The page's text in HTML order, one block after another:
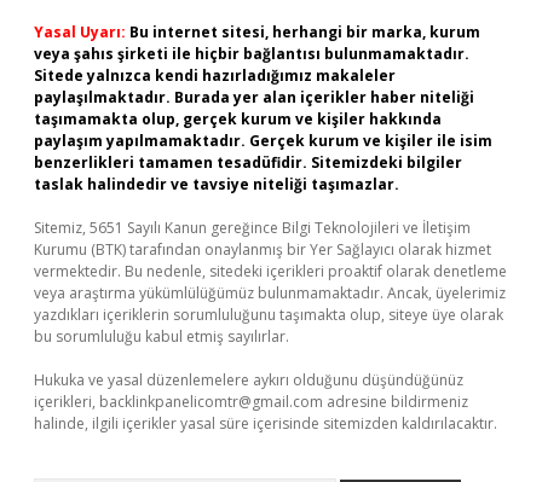
Yasal Uyarı: Bu internet sitesi, herhangi bir marka, kurum
veya şahıs şirketi ile hiçbir bağlantısı bulunmamaktadır.
Sitede yalnızca kendi hazırladığımız makaleler
paylaşılmaktadır. Burada yer alan içerikler haber niteliği
taşımamakta olup, gerçek kurum ve kişiler hakkında
paylaşım yapılmamaktadır. Gerçek kurum ve kişiler ile isim
benzerlikleri tamamen tesadüfidir. Sitemizdeki bilgiler
taslak halindedir ve tavsiye niteliği taşımazlar.
Sitemiz, 5651 Sayılı Kanun gereğince Bilgi Teknolojileri ve İletişim
Kurumu (BTK) tarafından onaylanmış bir Yer Sağlayıcı olarak hizmet
vermektedir. Bu nedenle, sitedeki içerikleri proaktif olarak denetleme
veya araştırma yükümlülüğümüz bulunmamaktadır. Ancak, üyelerimiz
yazdıkları içeriklerin sorumluluğunu taşımakta olup, siteye üye olarak
bu sorumluluğu kabul etmiş sayılırlar.
Hukuka ve yasal düzenlemelere aykırı olduğunu düşündüğünüz
içerikleri, backlinkpanelicomtr@gmail.com adresine bildirmeniz
halinde, ilgili içerikler yasal süre içerisinde sitemizden kaldırılacaktır.